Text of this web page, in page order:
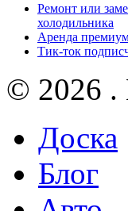
Ремонт или
холодильника
Аренда
Тик-ток
© 2026 .
Доска
Блог